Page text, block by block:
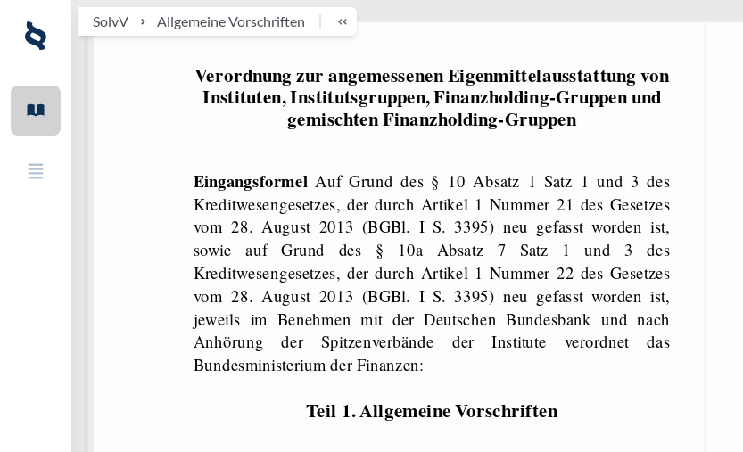
SolvV Allgemeine Vorschriften
Verordnung zur angemessenen Eigenmittelausstattung von
Instituten, Institutsgruppen, Finanzholding-​Gruppen und
gemischten Finanzholding-​Gruppen
Eingangsformel Auf Grund des § 10 Absatz 1 Satz 1 und 3 des
Kreditwesengesetzes, der durch Artikel 1 Nummer 21 des Gesetzes
vom 28. August 2013 (BGBl. I S. 3395) neu gefasst worden ist,
sowie auf Grund des § 10a Absatz 7 Satz 1 und 3 des
Kreditwesengesetzes, der durch Artikel 1 Nummer 22 des Gesetzes
vom 28. August 2013 (BGBl. I S. 3395) neu gefasst worden ist,
jeweils im Benehmen mit der Deutschen Bundesbank und nach
Anhörung der Spitzenverbände der Institute verordnet das
Bundesministerium der Finanzen:
Teil 1. Allgemeine Vorschriften